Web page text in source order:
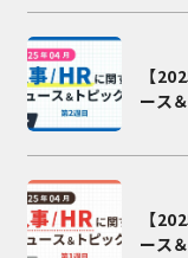
【
ース
【
ース